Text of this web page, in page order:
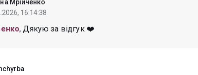
Мрійченко
16:14:38
, Дякую за відгук ❤️